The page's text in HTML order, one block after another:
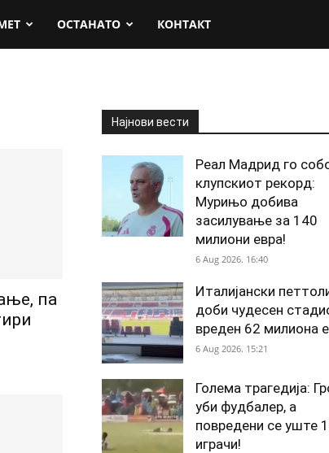
ОСТАНАТО КОНТАКТ
па
Најнови вести
Реал Мадрид го
клупскиот рекорд:
Мурињо добива
засилување за 140
милиони евра!
6 Aug 2026. 16:40
Италијански
доби чудесен
вреден 62 милиона
6 Aug 2026. 15:21
Голема трагедија:
уби фудбалер, а
повредени се уште
играчи!